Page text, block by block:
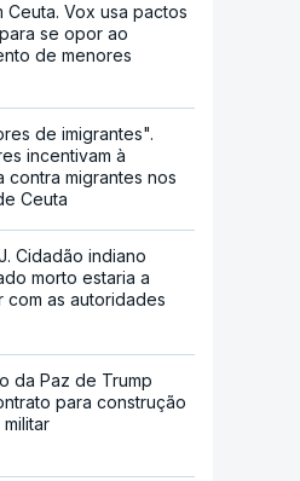
Ceuta. Vox usa pactos
se opor ao
de menores
de imigrantes".
incentivam à
contra migrantes nos
Ceuta
Cidadão indiano
morto estaria a
com as autoridades
da Paz de Trump
para construção